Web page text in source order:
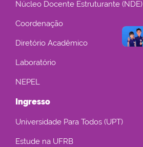
Núcleo Docente Estruturante (NDE)
Coordenação
Diretório Acadêmico
Laboratório
NEPEL
Ingresso
Universidade Para Todos (UPT)
Estude na UFRB